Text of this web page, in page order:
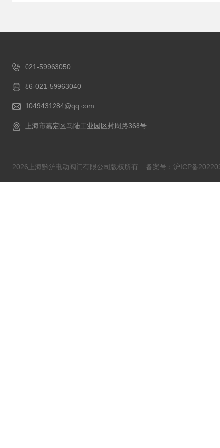
021-59963050
86-021-59963040
1049431284@qq.com
上海市嘉定区马陆工业园区封周路368号
2026上海黔沪电动阀门有限公司版权所有 备案号：沪ICP备